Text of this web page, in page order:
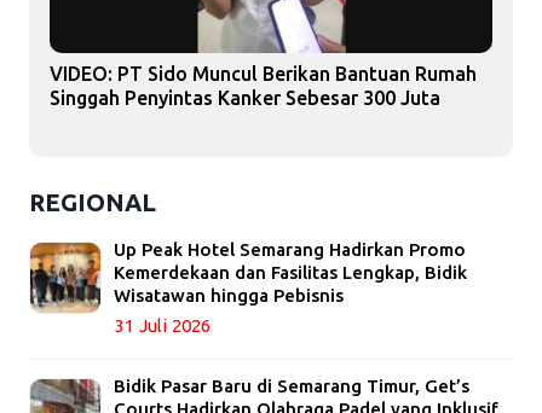
VIDEO: PT Sido Muncul Berikan Bantuan Rumah
Singgah Penyintas Kanker Sebesar 300 Juta
REGIONAL
Up Peak Hotel Semarang Hadirkan Promo
Kemerdekaan dan Fasilitas Lengkap, Bidik
Wisatawan hingga Pebisnis
31 Juli 2026
Bidik Pasar Baru di Semarang Timur, Get’s
Courts Hadirkan Olahraga Padel yang Inklusif